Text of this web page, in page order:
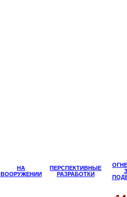
НА
ВООРУЖЕНИИ
ПЕРСПЕКТИВНЫЕ
РАЗРАБОТКИ